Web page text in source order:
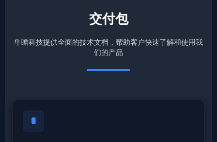
交付包
隼瞻科技提供全面的技术文档，帮助客户快速了解和使用我
们的产品